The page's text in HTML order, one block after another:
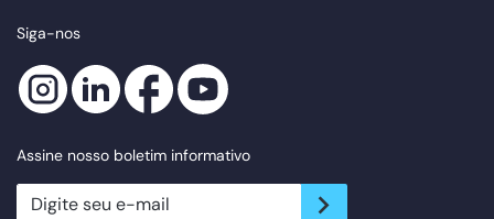
Siga-nos
Assine nosso boletim informativo
newsletter.suscribe